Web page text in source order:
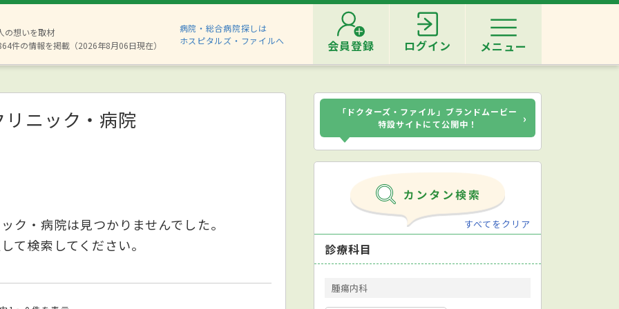
の想いを取材
件の情報を掲載（2026年8月06日現在）
病院・総合病院探しは
ホスピタルズ・ファイルへ
会員登録 ログイン メニュー
リニック・病院
ク・病院は見つかりませんでした。
て検索してください。
「ドクターズ・ファイル」ブランドムービー
特設サイトにて公開中！
›
すべてをクリア
診療科目
腫瘍内科